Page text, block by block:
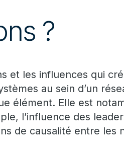
?
et les influences qui
au sein d’un
élément. Elle est
l’influence des
de causalité entre les